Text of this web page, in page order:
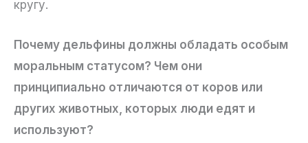
кругу.
Почему дельфины должны обладать особым
моральным статусом? Чем они
принципиально отличаются от коров или
других животных, которых люди едят и
используют?